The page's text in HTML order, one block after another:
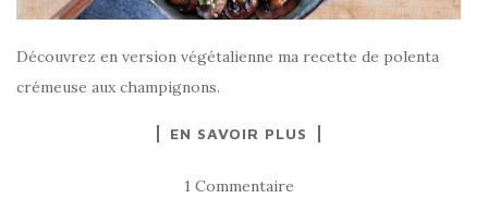
Découvrez en version végétalienne ma recette de polenta
crémeuse aux champignons.
EN SAVOIR PLUS
1 Commentaire